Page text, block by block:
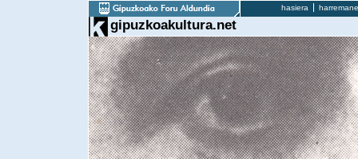
hasiera
gipuzkoakultura.net